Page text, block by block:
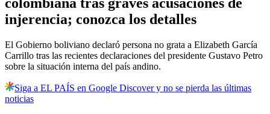
colombiana tras graves acusaciones de
injerencia; conozca los detalles
El Gobierno boliviano declaró persona no grata a Elizabeth García
Carrillo tras las recientes declaraciones del presidente Gustavo Petro
sobre la situación interna del país andino.
Siga a EL PAÍS en Google Discover y no se pierda las últimas
noticias